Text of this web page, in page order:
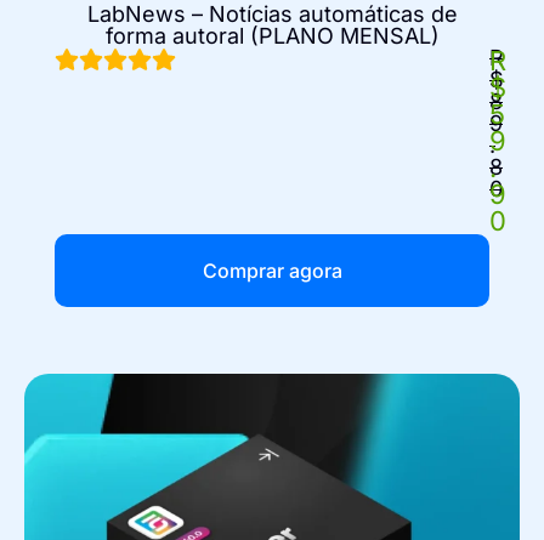
LabNews – Notícias automáticas de
forma autoral (PLANO MENSAL)
R
$
8
9
.
8
0
R
$
5
9
.
9
0
Comprar agora